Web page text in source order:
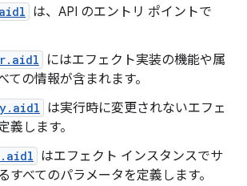
は、API のエントリ ポイントで
にはエフェクト実装の機能や属
ての情報が含まれます。
は実行時に変更されないエフェ
義します。
はエフェクト インスタンスでサ
すべてのパラメータを定義します。